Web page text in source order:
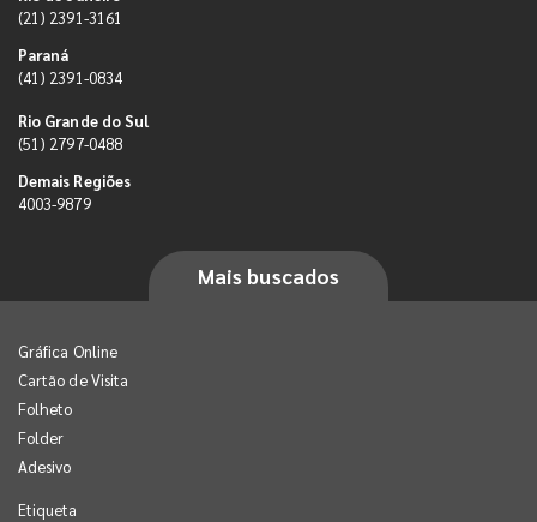
(21) 2391-3161
Paraná
(41) 2391-0834
Rio Grande do Sul
(51) 2797-0488
Demais Regiões
4003-9879
Mais buscados
Gráfica Online
Cartão de Visita
Folheto
Folder
Adesivo
Etiqueta